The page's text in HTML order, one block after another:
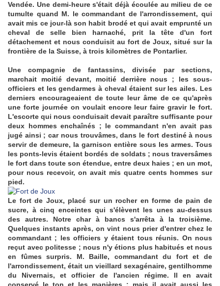
Vendée. Une demi-heure s'était déjà écoulée au milieu de ce
tumulte quand M. le commandant de l'arrondissement, qui
avait mis ce jour-là son habit brodé et qui avait emprunté un
cheval de selle bien harnaché, prit la tête d'un fort
détachement et nous conduisit au fort de Joux, situé sur la
frontière de la Suisse, à trois kilomètres de Pontarlier.
Une compagnie de fantassins, divisée par sections,
marchait moitié devant, moitié derrière nous ; les sous-
officiers et les gendarmes à cheval étaient sur les ailes. Les
derniers encourageaient de toute leur âme de ce qu'après
une forte journée on voulait encore leur faire gravir le fort.
L'escorte qui nous conduisait devait paraître suffisante pour
deux hommes enchaînés ; le commandant n'en avait pas
jugé ainsi ; car nous trouvâmes, dans le fort destiné à nous
servir de demeure, la garnison entière sous les armes. Tous
les ponts-levis étaient bordés de soldats ; nous traversâmes
le fort dans toute son étendue, entre deux haies ; en un mot,
pour nous recevoir, on avait mis quatre cents hommes sur
pied.
Le fort de Joux, placé sur un rocher en forme de pain de
sucre, à cinq enceintes qui s'élèvent les unes au-dessus
des autres. Notre char à bancs s'arrêta à la troisième.
Quelques instants après, on vint nous prier d'entrer chez le
commandant ; les officiers y étaient tous réunis. On nous
reçut avec politesse ; nous n'y étions plus habitués et nous
en fûmes surpris. M. Baille, commandant du fort et de
l'arrondissement, était un vieillard sexagénaire, gentilhomme
du Nivernais, et officier de l'ancien régime. Il en avait